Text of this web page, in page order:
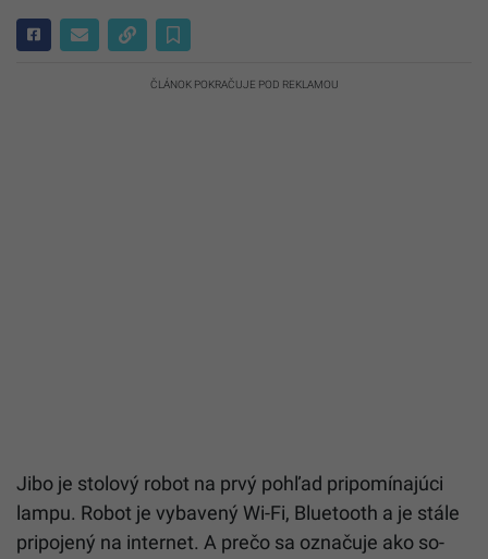
ČLÁNOK POKRAČUJE POD REKLAMOU
Ji­bo je sto­lo­vý ro­bot na pr­vý poh­ľad pri­po­mí­na­jú­ci
lam­pu. Ro­bot je vy­ba­ve­ný Wi-Fi, Blue­tooth a je stá­le
pri­po­je­ný na inter­net. A pre­čo sa ozna­ču­je ako so­